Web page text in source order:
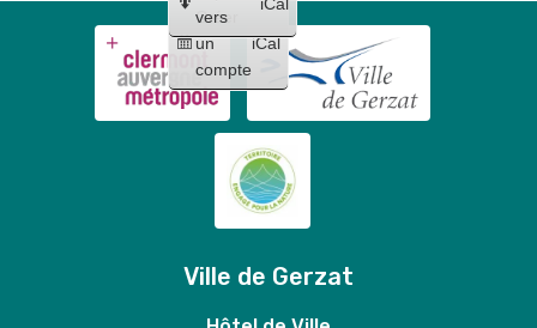
Créer
un
compte
iCal
vers
Ville de Gerzat